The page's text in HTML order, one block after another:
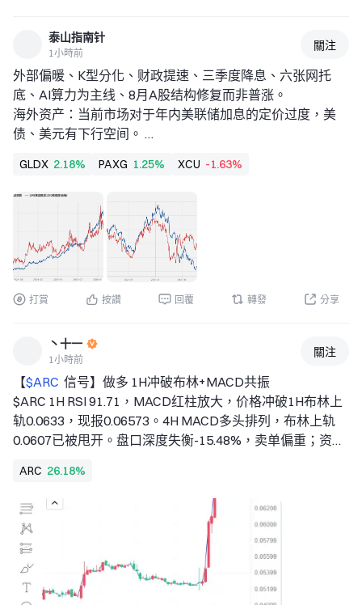
泰山指南针
1小時前
關注
外部偏暖、K型分化、财政提速、三季度降息、六张网托
底、AI算力为主线、8月A股结构修复而非普涨。
海外资产：当前市场对于年内美联储加息的定价过度，美
债、美元有下行空间。
宏观数据的走势。当前市场对年内美联储的货币政策预期过
紧，后续预计将有所回落。
战术层面，美债收益率 有一定下行空间。
• 7月中旬以来科技股普遍性下跌，下跌诱因是市场重新定
价科技股的信用风险。 大宗商品：黄金或仍有调整压力。
• 黄金当前逆风因素集中出现，短期仍或有调整压力。 • AI
产业推动下，全球制造业PMI偏强。铜在此宏观环境下预计
将震荡上行
• 货币短期收敛，但不具有持续收紧的基础，央行的态度偏
呵护。 • 政治局会议指出适时调整货币政策工具，后续关注
总量宽松政策落地节奏。
二、AH股市：综合考虑国内外环境、权益市场定位、市场
估值等宏观因素，对权益市场维持战略性看好。
• 中长期估值处于中性水平，盈利增速随PPI修复，有助于
中期向好行情延续。短期内，情绪指标跌至冰点，继续下跌
• 风格：
1）大小盘：宏观环境未有显著变化，大小盘均衡配置。
2）成长价值：科技制造板块营收与盈利增速在主要行业中
显著领先且仍在上行，中期看好成长风格。
3 ）看好红利与自由现金流，自由现金流中长期收益风
GLDX 2.18% PAXG 1.25% XCU -1.63%
打賞 按讚 回覆 轉發 分享
丶十一
1小時前
關注
【$ARC 信号】做多 1H冲破布林+MACD共振
$ARC 1H RSI 91.71，MACD红柱放大，价格冲破1H布林上
轨0.0633，现报0.06573。4H MACD多头排列，布林上轨
0.0607已被甩开。盘口深度失衡-15.48%，卖单偏重；资金
缩，短线抛压被快速消化。
🎯方向：做多
⚡入场/挂单：0.0655328 - 0.0657300
🛑止损：0.0624435
🚀目标1：0.0706597
🚀目标2：0.0731246
🛡️交易管理：- 到达目标1后减仓50%，止损上移至保本位。
ARC 26.18%